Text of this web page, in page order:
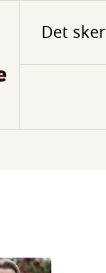
Det sker